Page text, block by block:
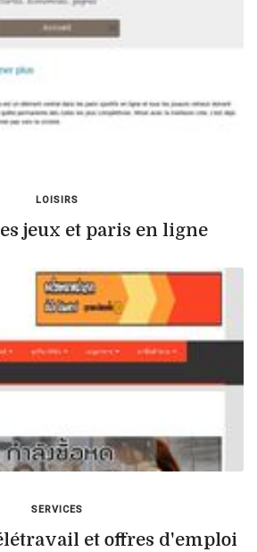
LOISIRS
jeux et paris en ligne
SERVICES
et offres d'emploi